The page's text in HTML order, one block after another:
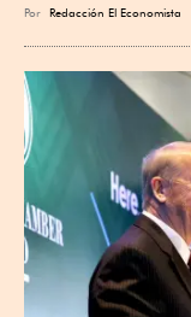
Por Redacción El Economista